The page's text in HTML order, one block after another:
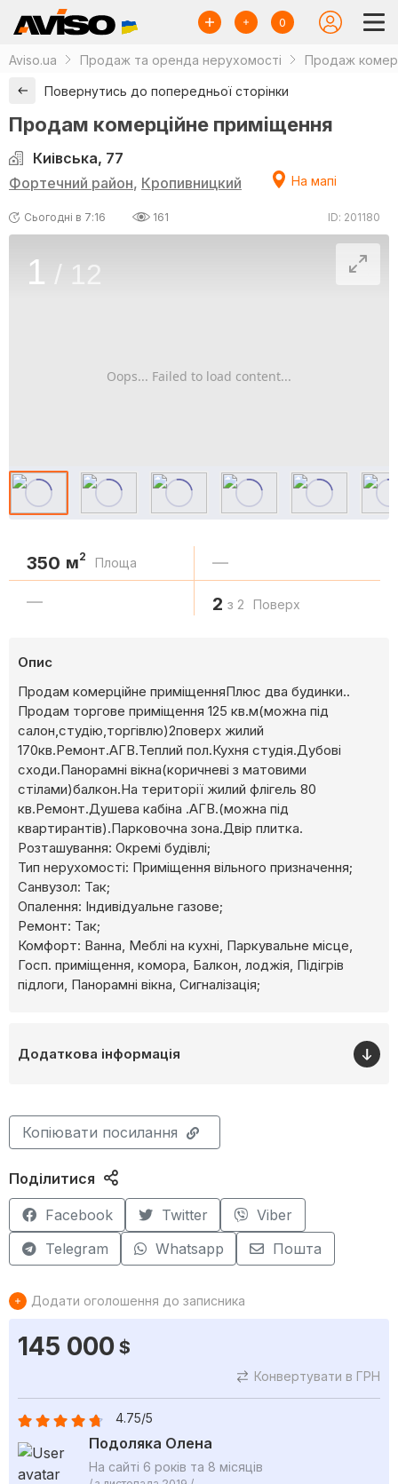
0
Aviso.ua Продаж та оренда нерухомості Продаж
Повернутись до попередньої сторінки
Продам комерційне приміщення
Киівська, 77
Фортечний район, Кропивницкий На мапі
Сьогодні в 7:16 161 ID: 201180
Oops... Failed to load content...
1 / 12
350 м2 Площа —
— 2 з 2 Поверх
Опис
Продам комерційне приміщенняПлюс два будинки..
Продам торгове приміщення 125 кв.м(можна під
салон,студію,торгівлю)2поверх жилий
170кв.Ремонт.АГВ.Теплий пол.Кухня студія.Дубові
сходи.Панорамні вікна(коричневі з матовими
стілами)балкон.На території жилий флігель 80
кв.Ремонт.Душева кабіна .АГВ.(можна під
квартирантів).Парковочна зона.Двір плитка.
Розташування: Окремі будівлі;
Тип нерухомості: Приміщення вільного призначення;
Cанвузол: Так;
Опалення: Індивідуальне газове;
Ремонт: Так;
Комфорт: Ванна, Меблі на кухні, Паркувальне місце,
Госп. приміщення, комора, Балкон, лоджія, Підігрів
підлоги, Панорамні вікна, Сигналізація;
Додаткова інформація
Копіювати посилання
Поділитися
Facebook Twitter
Viber
Telegram
Whatsapp Пошта
Додати оголошення до записника
145 000 $
Конвертувати в ГРН
4.75/5
Подоляка Олена
На сайті 6 років та 8 місяців